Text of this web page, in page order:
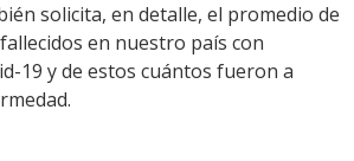
solicita, en detalle, el promedio de
en nuestro país con
19 y de estos cuántos fueron a